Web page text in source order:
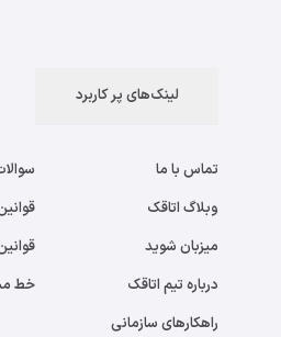
لینک‌های پر کاربرد
تماس با ما
وبلاگ اتاقک
میزبان شوید
درباره تیم اتاقک
راهکارهای سازمانی
خط